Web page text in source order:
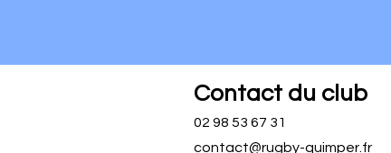
Contact du club
02 98 53 67 31
contact@rugby-quimper.fr